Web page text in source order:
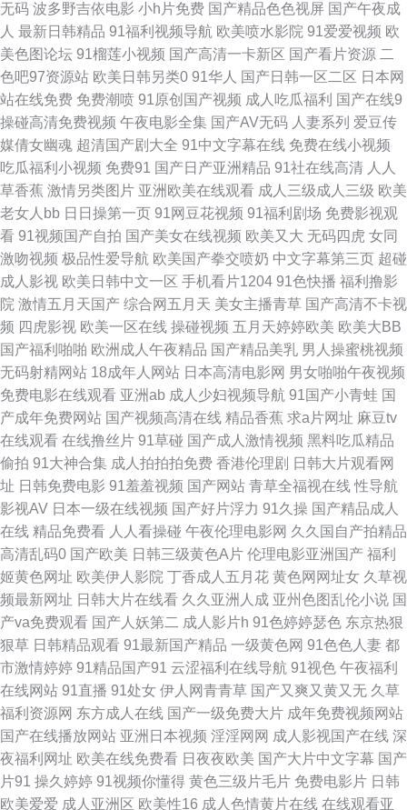
观看高 大香蕉影占91 人人澡超 91精品变态直播 久久精品国产亚洲AV影院
亚洲精品一区二区不卡 国产精品乱码中文乱码 日韩精品视频专区 97资源 蜜
桃性爱 夜夜橾天天橾 国产亚洲综合天天看片 天堂电影网官网 成人免费观看
一区二区 欧美综合色 最新日韩午夜在线电影 精品热99在 羞羞视频在线免费
观看 国产精品成人久久 日韩欧美a av在线字幕网址 女生18 在线观看成人欧
美 好男人看 亚洲国产另类在线 欧美韩日综日日骚 国产日产网站在线观看
91www 欧美视频一区二区在线视频 高清限制级大片 重庆花样年华聊天室 色
胡同热国产の综合 免费上网看AV 国产老色 中文字幕人妻久久婷婷 无播放器
播放 天天网综合 日本最新免费二区 精品自拍视频在线 国产高清在线观看 亚
洲中文字幕日韩欧美 区一品精 国产香蕉 最新中文字幕一区 日韩亚洲欧美国
产另类 韩日av电影网站 97在线视频观看国产 五月婷六月婷婷 酷客影视 成年
人网站免费观看 国产乱子轮xxx农村 高清欧美性猛交xxx 在线观看有码 日日
日天天天人人人爱爱爱爱 九六激情 成人精品动漫小舞 亚洲中文在线精品国
产 欧美日韩中文有码网站 国产清纯白 97亚洲精 污视频超长免 免费∧v在线
观看 国产精品拍天天在线 专区自拍 五月丁香五月婷姐 久久国产精品√√ 91精
品视频在线 老司机午夜福 亚洲欧美日本国产综合 欧洲国产伦久 99国产一区
二 欧美日韩国产偷拍 91豆花吃瓜 另类A片 中的精品双人 九区色色 亚洲夜夜
爱 韩国av啪啪 性生生活免费观 国产综合专区一区二区 午夜影音一级大片免
无码 波多野吉依电影 小h片免费 国产精品色色视屏 国产午夜成
人 最新日韩精品 91福利视频导航 欧美喷水影院 91爱爱视频 欧
美色图论坛 91榴莲小视频 国产高清一卡新区 国产看片资源 二
色吧97资源站 欧美日韩另类0 91华人 国产日韩一区二区 日本网
站在线免费 免费潮喷 91原创国产视频 成人吃瓜福利 国产在线9
操碰高清免费视频 午夜电影全集 国产AV无码 人妻系列 爱豆传
媒倩女幽魂 超清国产剧大全 91中文字幕在线 免费在线小视频
吃瓜福利小视频 免费91 国产日产亚洲精品 91社在线高清 人人
草香蕉 激情另类图片 亚洲欧美在线观看 成人三级成人三级 欧美
老女人bb 日日操第一页 91网豆花视频 91福利剧场 免费影视观
看 91视频国产自拍 国产美女在线视频 欧美又大 无码四虎 女同
激吻视频 极品性爱导航 欧美国产拳交喷奶 中文字幕第三页 超碰
成人影视 欧美日韩中文一区 手机看片1204 91色快播 福利撸影
院 激情五月天国产 综合网五月天 美女主播青草 国产高清不卡视
频 四虎影视 欧美一区在线 操碰视频 五月天婷婷欧美 欧美大BB
国产福利啪啪 欧洲成人午夜精品 国产精品美乳 男人操蜜桃视频
无码射精网站 18成年人网站 日本高清电影网 男女啪啪午夜视频
免费电影在线观看 亚洲ab 成人少妇视频导航 91国产小青蛙 国
产成年免费网站 国产视频高清在线 精品香蕉 求a片网址 麻豆tv
在线观看 在线撸丝片 91草碰 国产成人激情视频 黑料吃瓜精品
偷拍 91大神合集 成人拍拍拍免费 香港伦理剧 日韩大片观看网
址 日韩免费电影 91羞羞视频 国产网站 青草全福视在线 性导航
影视AV 日本一级在线视频 国产好片浮力 91久操 国产精品成人
在线 精品免费看 人人看操碰 午夜伦理电影网 久久国自产拍精品
高清乱码0 国产欧美 日韩三级黄色A片 伦理电影亚洲国产 福利
姬黄色网址 欧美伊人影院 丁香成人五月花 黄色网网址女 久草视
频最新网址 日韩大片在线看 久久亚洲人成 亚州色图乱伦小说 国
产va免费观看 国产人妖第二 成人影片h 91色婷婷瑟色 东京热狠
狠草 日韩精品观看 91最新国产精品 一级黄色网 91色色人妻 都
市激情婷婷 91精品国产91 云涩福利在线导航 91视色 午夜福利
在线网站 91直播 91处女 伊人网青青草 国产又爽又黄又无 久草
福利资源网 东方成人在线 国产一级免费大片 成年免费视频网站
国产在线播放网站 亚洲日本视频 淫淫网网 成人影视国产在线 深
夜福利网址 欧美在线免费看 日夜夜欧美 国产大片中文字幕 国产
片91 操久婷婷 91视频你懂得 黄色三级片毛片 免费电影片 日韩
欧美爱爱 成人亚洲区 欧美性16 成人色情黄片在线 在线观看亚